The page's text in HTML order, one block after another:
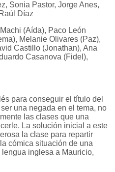
Sonia Pastor, Jorge Anes,
Díaz
(Aída), Paco León
Melanie Olivares (Paz),
Castillo (Jonathan), Ana
Casanova (Fidel),
para conseguir el título del
una negada en el tema, no
las clases que una
La solución inicial a este
la clase para repartir
cómica situación de una
inglesa a Mauricio,